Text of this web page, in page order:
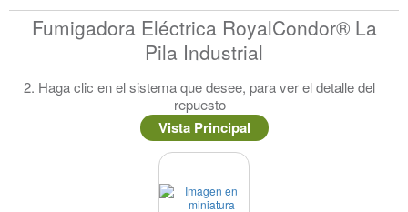
Tecnología de Aplicación
Zona Pecuaria
Fumigadora Eléctrica RoyalCondor® La
Pila Industrial
2. Haga clic en el sistema que desee, para ver el detalle del
repuesto
Vista Principal